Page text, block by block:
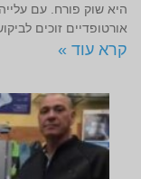
היא שוק פורח. עם
אורטופדיים זוכים
קרא עוד »